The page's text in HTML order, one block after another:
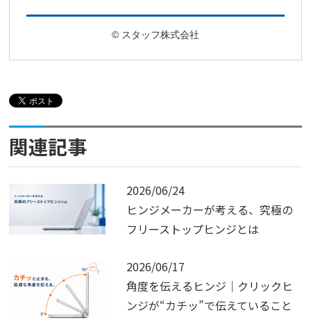
© スタッフ株式会社
関連記事
2026/06/24
ヒンジメーカーが考える、究極の
フリーストップヒンジとは
2026/06/17
角度を伝えるヒンジ｜クリックヒ
ンジが“カチッ”で伝えていること